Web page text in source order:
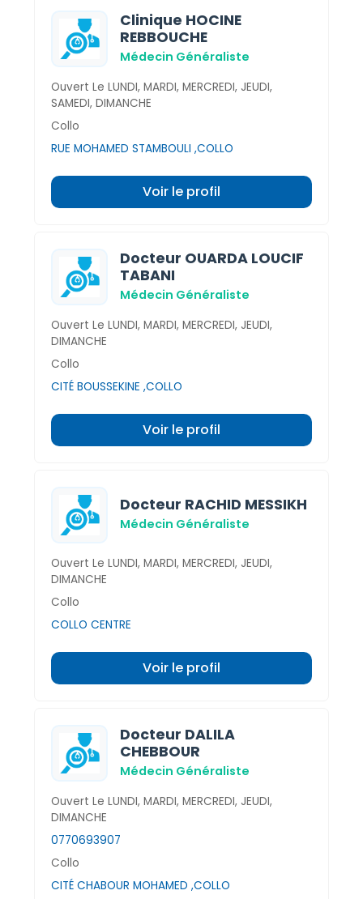
Clinique HOCINE
REBBOUCHE
Médecin Généraliste
Ouvert Le LUNDI, MARDI, MERCREDI, JEUDI,
SAMEDI, DIMANCHE
Collo
RUE MOHAMED STAMBOULI ,COLLO
Voir le profil
Docteur OUARDA LOUCIF
TABANI
Médecin Généraliste
Ouvert Le LUNDI, MARDI, MERCREDI, JEUDI,
DIMANCHE
Collo
CITÉ BOUSSEKINE ,COLLO
Voir le profil
Docteur RACHID MESSIKH
Médecin Généraliste
Ouvert Le LUNDI, MARDI, MERCREDI, JEUDI,
DIMANCHE
Collo
COLLO CENTRE
Voir le profil
Docteur DALILA
CHEBBOUR
Médecin Généraliste
Ouvert Le LUNDI, MARDI, MERCREDI, JEUDI,
DIMANCHE
0770693907
Collo
CITÉ CHABOUR MOHAMED ,COLLO